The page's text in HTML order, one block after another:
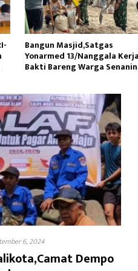
Personil Polres Sinjai
Laksanakan Korvei Usai Apel
Pagi, Peduli lingkungan
6, 2024
Dempo